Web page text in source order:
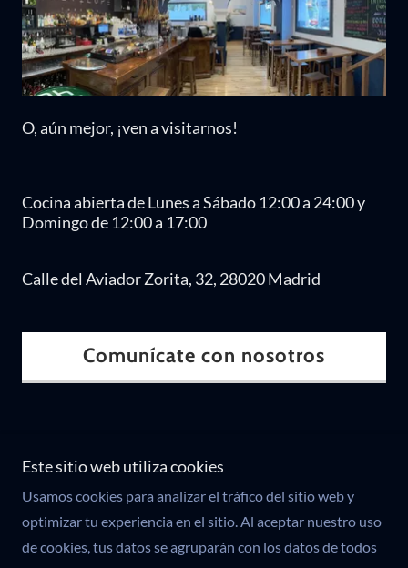
O, aún mejor, ¡ven a visitarnos!
Cocina abierta de Lunes a Sábado 12:00 a 24:00 y
Domingo de 12:00 a 17:00
Calle del Aviador Zorita, 32, 28020 Madrid
Comunícate con nosotros
Copyright © 2026 GAZTELUPE - Todos los derechos
reservados.
Con tecnología de
Este sitio web utiliza cookies
Usamos cookies para analizar el tráfico del sitio web y
optimizar tu experiencia en el sitio. Al aceptar nuestro uso
de cookies, tus datos se agruparán con los datos de todos